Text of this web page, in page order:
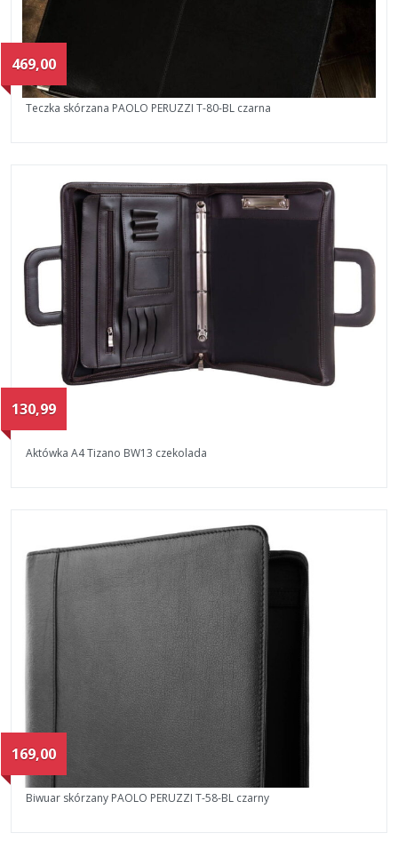
469,00
Teczka skórzana PAOLO PERUZZI T-80-BL czarna
130,99
Aktówka A4 Tizano BW13 czekolada
169,00
Biwuar skórzany PAOLO PERUZZI T-58-BL czarny